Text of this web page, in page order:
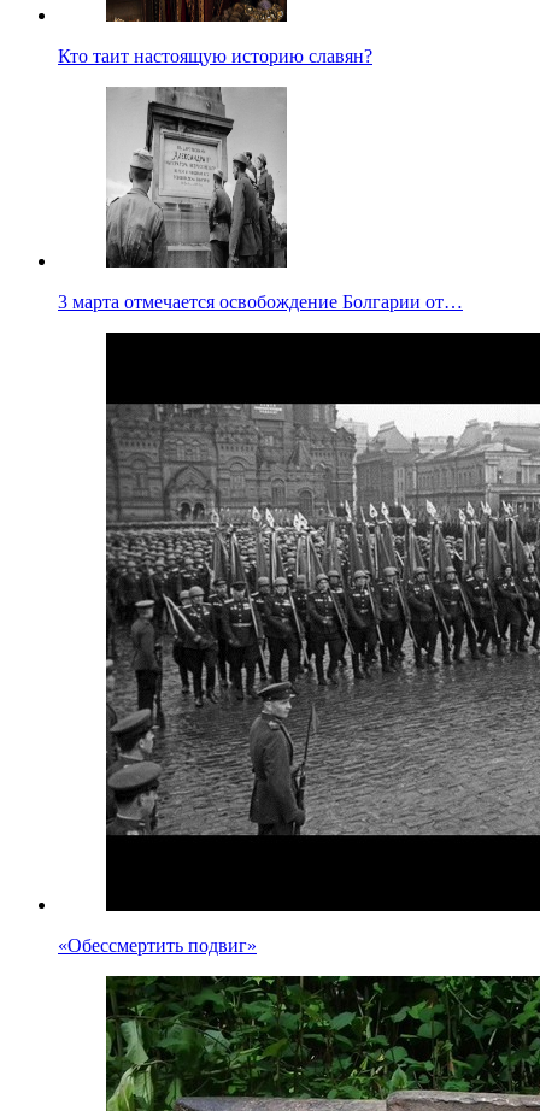
Кто таит настоящую историю славян?
3 марта отмечается освобождение Болгарии от…
«Обессмертить подвиг»